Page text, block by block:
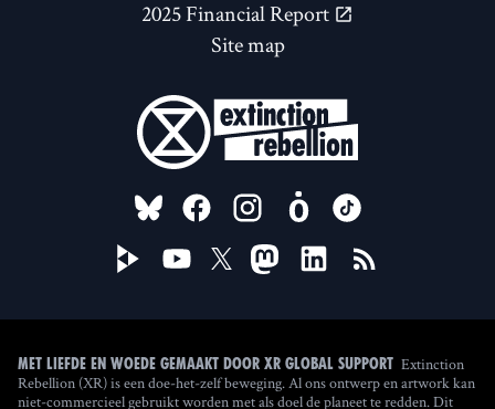
2025 Financial Report
Site map
FOLLOW US ON
Met liefde en woede gemaakt door XR Global Support Extinction
Rebellion (XR) is een doe-het-zelf beweging. Al ons ontwerp en artwork kan
niet-commercieel gebruikt worden met als doel de planeet te redden. Dit